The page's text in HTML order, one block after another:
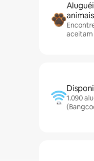
aceitam
1.090